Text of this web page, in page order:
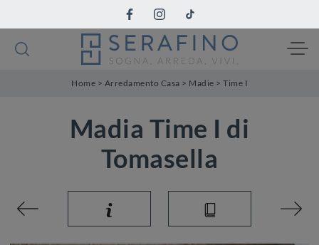
Home > Arredamento Casa > Madie > Time I
Madia Time I di
Tomasella